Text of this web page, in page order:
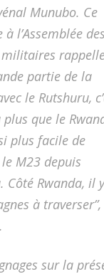
Munubo. Ce
l’Assemblée des
partie de la
le Rutshuru,
plus que le
plus facile de
M23 depuis
Côté Rwanda, il
à traverser”,
sur la